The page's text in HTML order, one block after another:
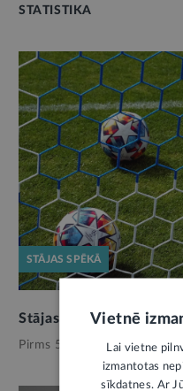
STATISTIKA
STĀJAS SPĒKĀ
Stājas spēkā jaunais
Pirms 5 dienām, Izglītība
Vietnē
Lai vietne
izmantotas
sīkdatnes. Ar